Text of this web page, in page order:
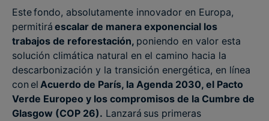
Este fondo, absolutamente innovador en Europa,
permitirá escalar de manera exponencial los
trabajos de reforestación, poniendo en valor esta
solución climática natural en el camino hacia la
descarbonización y la transición energética, en línea
con el Acuerdo de París, la Agenda 2030, el Pacto
Verde Europeo y los compromisos de la Cumbre de
Glasgow (COP 26). Lanzará sus primeras